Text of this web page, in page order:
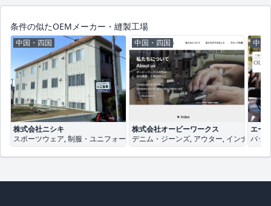
条件の似たOEMメーカー・縫製工場
中国・四国
株式会社ニシキ
スポーツウェア, 制服・ユニフォーム, ベビー服
中国・四国
株式会社オービーワークス
デニム・ジーンズ, アウター, インナー・
中国
エー
バッ